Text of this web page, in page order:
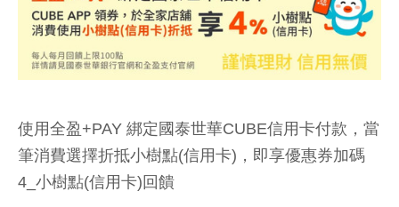
使用全盈+PAY 綁定國泰世華CUBE信用卡付款，當
筆消費選擇折抵小樹點(信用卡)，即享優惠券加碼
4_小樹點(信用卡)回饋